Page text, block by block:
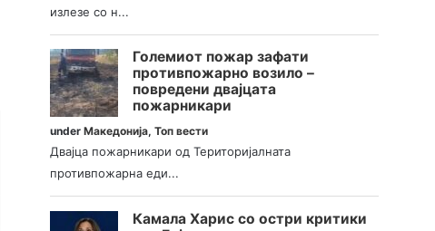
излезе со н...
Големиот пожар зафати
противпожарно возило –
повредени двајцата
пожарникари
underМакедонија,Топ вести
Двајца пожарникари од Територијалната
противпожарна еди...
Камала Харис со остри критики